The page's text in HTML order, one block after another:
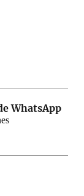
WhatsApp